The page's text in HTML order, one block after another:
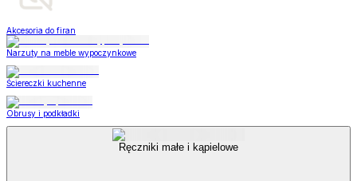
Akcesoria do firan
Narzuty na meble wypoczynkowe
Ściereczki kuchenne
Obrusy i podkładki
Ręczniki małe i kąpielowe